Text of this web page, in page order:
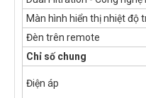
Màn hình hiển thị nhiệt độ
Đèn trên remote
Chỉ số chung
Điện áp